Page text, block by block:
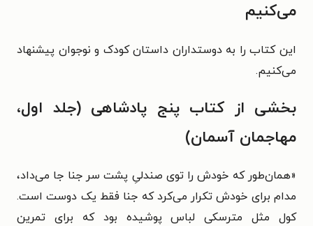
می‌کنیم
این کتاب را به دوستداران داستان کودک و نوجوان پیشنهاد
می‌کنیم.
بخشی از کتاب پنج پادشاهی (جلد اول،
مهاجمان آسمان)
«همان‌طور که خودش را توی صندلیِ پشت سر جنا جا می‌داد،
مدام برای خودش تکرار می‌کرد که جنا فقط یک دوست است.
کول مثل مترسکی لباس پوشیده بود که برای تمرین